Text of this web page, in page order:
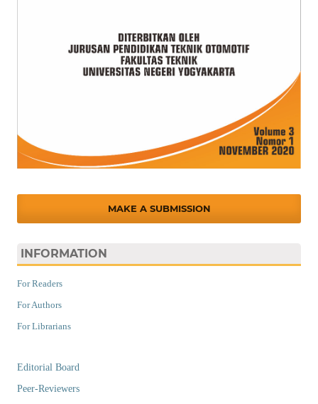
MAKE A SUBMISSION
INFORMATION
For Readers
For Authors
For Librarians
Editorial Board
Peer-Reviewers